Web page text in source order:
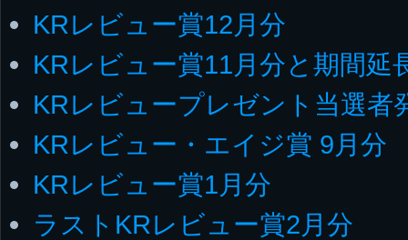
KRレビュー賞12月分
KRレビュー賞11月分と期間延
KRレビュープレゼント当選者
KRレビュー・エイジ賞 9月分
KRレビュー賞1月分
ラストKRレビュー賞2月分